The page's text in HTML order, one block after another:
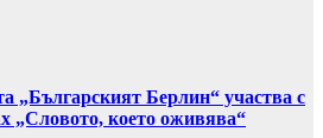
„Българският Берлин“ участва с
„Словото, което оживява“